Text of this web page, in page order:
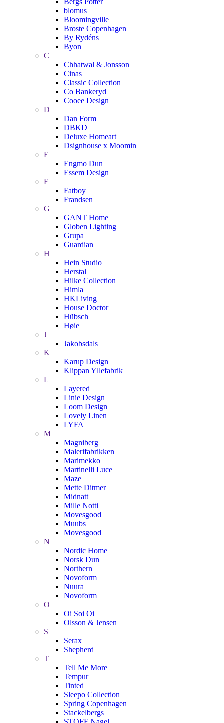
Bergs Potter
blomus
Bloomingville
Broste Copenhagen
By Rydéns
Byon
C
Chhatwal & Jonsson
Cinas
Classic Collection
Co Bankeryd
Cooee Design
D
Dan Form
DBKD
Deluxe Homeart
Dsignhouse x Moomin
E
Engmo Dun
Essem Design
F
Fatboy
Frandsen
G
GANT Home
Globen Lighting
Grupa
Guardian
H
Hein Studio
Herstal
Hilke Collection
Himla
HKLiving
House Doctor
Hübsch
Høie
J
Jakobsdals
K
Karup Design
Klippan Yllefabrik
L
Layered
Linie Design
Loom Design
Lovely Linen
LYFA
M
Magniberg
Malerifabrikken
Marimekko
Martinelli Luce
Maze
Mette Ditmer
Midnatt
Mille Notti
Movesgood
Muubs
Movesgood
N
Nordic Home
Norsk Dun
Northern
Novoform
Nuura
Novoform
O
Oi Soi Oi
Olsson & Jensen
S
Serax
Shepherd
T
Tell Me More
Tempur
Tinted
Sleepo Collection
Spring Copenhagen
Stackelbergs
STOFF Nagel